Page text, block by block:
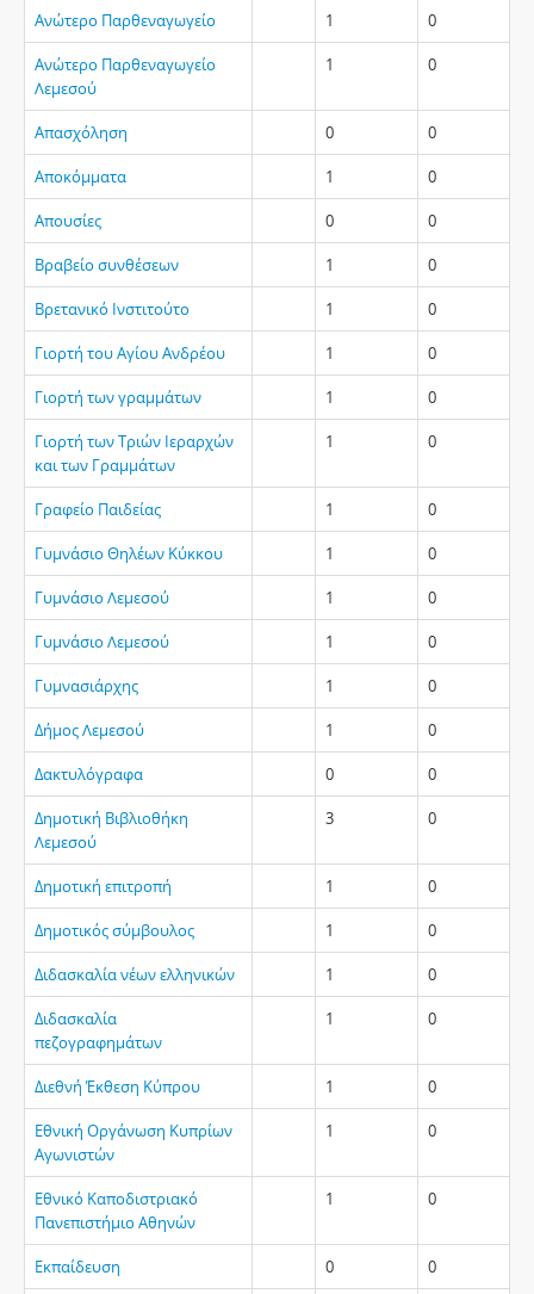
Ανώτερο Παρθεναγωγείο 1 0
Ανώτερο Παρθεναγωγείο
Λεμεσού
1 0
Απασχόληση 0 0
Αποκόμματα 1 0
Απουσίες 0 0
Βραβείο συνθέσεων 1 0
Βρετανικό Ινστιτούτο 1 0
Γιορτή του Αγίου Ανδρέου 1 0
Γιορτή των γραμμάτων 1 0
Γιορτή των Τριών Ιεραρχών
και των Γραμμάτων
1 0
Γραφείο Παιδείας 1 0
Γυμνάσιο Θηλέων Κύκκου 1 0
Γυμνάσιο Λεμεσού 1 0
Γυμνάσιο Λεμεσού 1 0
Γυμνασιάρχης 1 0
Δήμος Λεμεσού 1 0
Δακτυλόγραφα 0 0
Δημοτική Βιβλιοθήκη
Λεμεσού
3 0
Δημοτική επιτροπή 1 0
Δημοτικός σύμβουλος 1 0
Διδασκαλία νέων ελληνικών 1 0
Διδασκαλία
πεζογραφημάτων
1 0
Διεθνή Έκθεση Κύπρου 1 0
Εθνική Οργάνωση Κυπρίων
Αγωνιστών
1 0
Εθνικό Καποδιστριακό
Πανεπιστήμιο Αθηνών
1 0
Εκπαίδευση 0 0